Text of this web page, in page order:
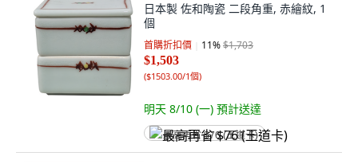
日本製 佐和陶瓷 二段角重, 赤繪紋, 1
個
首購折扣價 11%$1,703
$1,503
($1503.00/1個)
明天 8/10 (一) 預計送達
最高再省 $76 (王道卡)